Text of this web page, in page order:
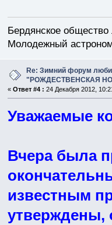
Бердянское
Молодежный
Re: Зимний форум
"РОЖДЕСТВЕНСКАЯ
« Ответ #4 : 24 Декабря 2012,
Уважаемые
Вчера была
известным
утверждены,